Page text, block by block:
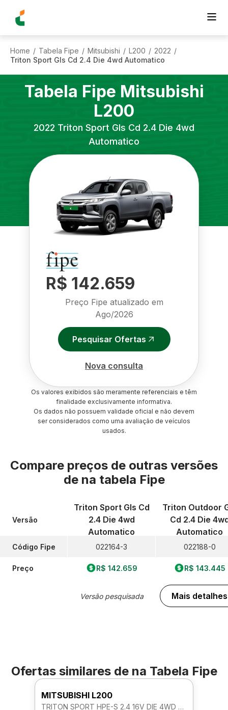
Home / Tabela Fipe / Mitsubishi / L200 / 2022 /
Triton Sport Gls Cd 2.4 Die 4wd Automatico
Tabela Fipe Mitsubishi
L200
2022 Triton Sport Gls Cd 2.4 Die 4wd
Automatico
R$ 142.659
Preço Fipe atualizado em
Ago/2026
Pesquisar Ofertas
Nova consulta
Os valores exibidos são meramente referenciais e têm
finalidade exclusivamente informativa.
Os dados não possuem validade oficial e não devem
ser considerados como uma avaliação de veículos
usados.
Compare preços de outras versões
de na tabela Fipe
Versão
Código Fipe
Preço
Triton Sport Gls Cd
2.4 Die 4wd
Automatico
022164-3
R$ 142.659
Versão pesquisada
Triton Outdoor
Cd 2.4 Die
Automatico
022188-0
R$ 143.445
Mais detalhes
Ofertas similares de na Tabela Fipe
MITSUBISHI L200
TRITON SPORT HPE-S 2.4 16V DIE 4WD AUTOMATICO